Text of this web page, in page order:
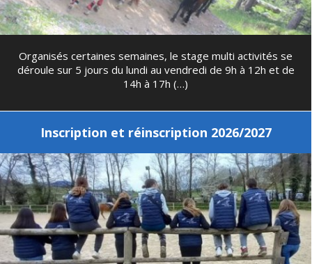
Organisés certaines semaines, le stage multi activités se
déroule sur 5 jours du lundi au vendredi de 9h à 12h et de
14h à 17h (…)
Inscription et réinscription 2026/2027